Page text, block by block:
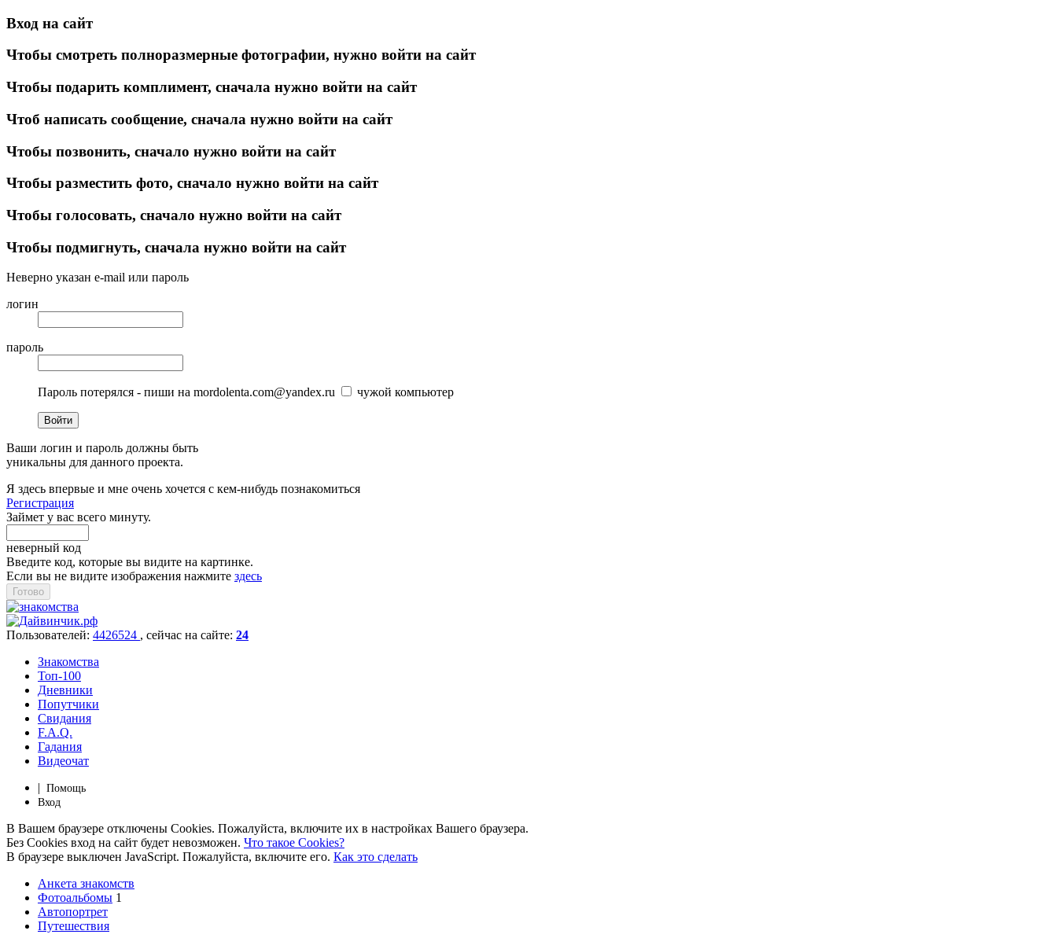
Вход на сайт
Чтобы смотреть полноразмерные фотографии, нужно войти на сайт
Чтобы подарить комплимент, сначала нужно войти на сайт
Чтоб написать сообщение, сначала нужно войти на сайт
Чтобы позвонить, сначало нужно войти на сайт
Чтобы разместить фото, сначало нужно войти на сайт
Чтобы голосовать, сначало нужно войти на сайт
Чтобы подмигнуть, сначала нужно войти на сайт
Неверно указан e-mail или пароль
логин
пароль
Пароль потерялся - пиши на mordolenta.com@yandex.ru чужой компьютер
Войти
Ваши логин и пароль должны быть
уникальны для данного проекта.
Я здесь впервые и мне очень хочется с кем-нибудь познакомиться
Регистрация
Займет у вас всего минуту.
неверный код
Введите код, которые вы видите на картинке.
Если вы не видите изображения нажмите здесь
Пользователей: 4426524 , cейчас на сайте: 24
Знакомства
Топ-100
Дневники
Попутчики
Свидания
F.A.Q.
Гадания
Видеочат
Помощь
Вход
В Вашем браузере отключены Cookies. Пожалуйста, включите их в настройках Вашего браузера.
Без Cookies вход на сайт будет невозможен. Что такое Cookies?
В браузере выключен JavaScript. Пожалуйста, включите его. Как это сделать
Анкета знакомств
Фотоальбомы 1
Автопортрет
Путешествия